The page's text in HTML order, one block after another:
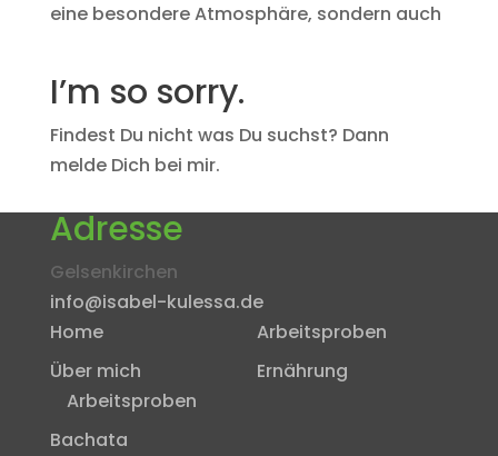
eine besondere Atmosphäre, sondern auch
I’m so sorry.
Findest Du nicht was Du suchst? Dann
melde Dich bei mir.
Adresse
Gelsenkirchen
info@isabel-kulessa.de
Home
Über mich
Arbeitsproben
Bachata
Arbeitsproben
Ernährung